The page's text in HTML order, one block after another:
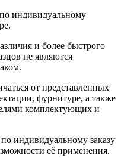
индивидуальному
и более быстрого
не являются
от представленных
фурнитуре, а также
комплектующих и
индивидуальному заказу
её применения.